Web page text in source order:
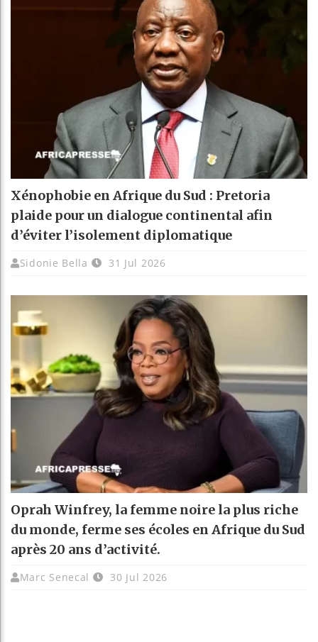
Xénophobie en Afrique du Sud : Pretoria
plaide pour un dialogue continental afin
d’éviter l’isolement diplomatique
Sidonie Bella 31 Jul 2026
Oprah Winfrey, la femme noire la plus riche
du monde, ferme ses écoles en Afrique du Sud
après 20 ans d’activité.
Marc Senecal 30 Jul 2026